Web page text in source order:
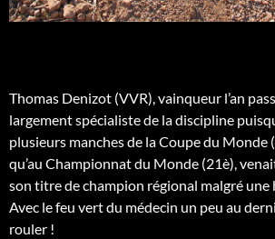
Thomas Denizot (VVR), vainqueur l’an
largement spécialiste de la discipline
plusieurs manches de la Coupe du Monde
qu’au Championnat du Monde (21è),
son titre de champion régional malgré une
Avec le feu vert du médecin un peu au
rouler !